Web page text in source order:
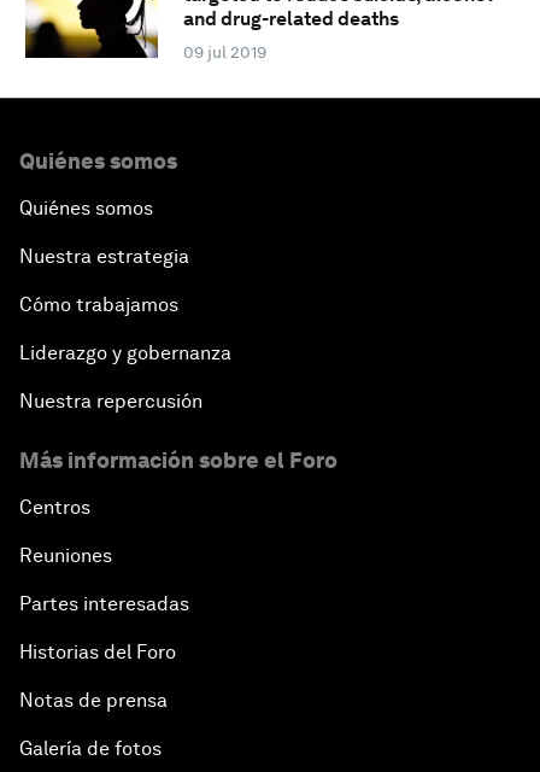
and drug-related deaths
09 jul 2019
Quiénes somos
Quiénes somos
Nuestra estrategia
Cómo trabajamos
Liderazgo y gobernanza
Nuestra repercusión
Más información sobre el Foro
Centros
Reuniones
Partes interesadas
Historias del Foro
Notas de prensa
Galería de fotos